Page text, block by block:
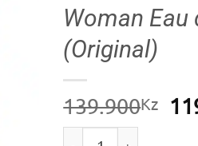
Woman
(Original)
139.900Kz O